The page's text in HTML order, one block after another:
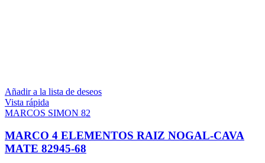
Añadir a la lista de deseos
Vista rápida
MARCOS SIMON 82
MARCO 4 ELEMENTOS RAIZ NOGAL-CAVA
MATE 82945-68